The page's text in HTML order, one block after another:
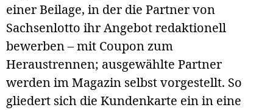
einer Beilage, in der die Partner von
Sachsenlotto ihr Angebot redaktionell
bewerben – mit Coupon zum
Heraustrennen; ausgewählte Partner
werden im Magazin selbst vorgestellt. So
gliedert sich die Kundenkarte ein in eine